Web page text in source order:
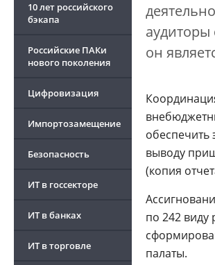
10 лет российского
бэкапа
Российские ПАКи
нового поколения
Цифровизация
Импортозамещение
Безопасность
ИТ в госсекторе
ИТ в банках
ИТ в торговле
аудиторы
он
обеспечить
выводу
(копия
по 242 виду
палаты.